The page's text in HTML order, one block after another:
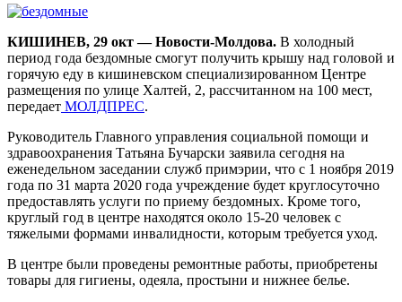
КИШИНЕВ, 29 окт — Новости-Молдова. В холодный
период года бездомные смогут получить крышу над головой и
горячую еду в кишиневском специализированном Центре
размещения по улице Халтей, 2, рассчитанном на 100 мест,
передает МОЛДПРЕС.
Руководитель Главного управления социальной помощи и
здравоохранения Татьяна Бучарски заявила сегодня на
еженедельном заседании служб примэрии, что с 1 ноября 2019
года по 31 марта 2020 года учреждение будет круглосуточно
предоставлять услуги по приему бездомных. Кроме того,
круглый год в центре находятся около 15-20 человек с
тяжелыми формами инвалидности, которым требуется уход.
В центре были проведены ремонтные работы, приобретены
товары для гигиены, одеяла, простыни и нижнее белье.